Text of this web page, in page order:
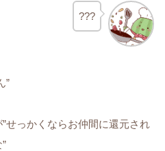
???
”
せっかくならお仲間に還元され